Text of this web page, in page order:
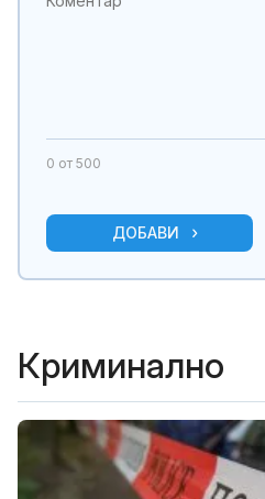
0 от 500
ДОБАВИ
Криминално